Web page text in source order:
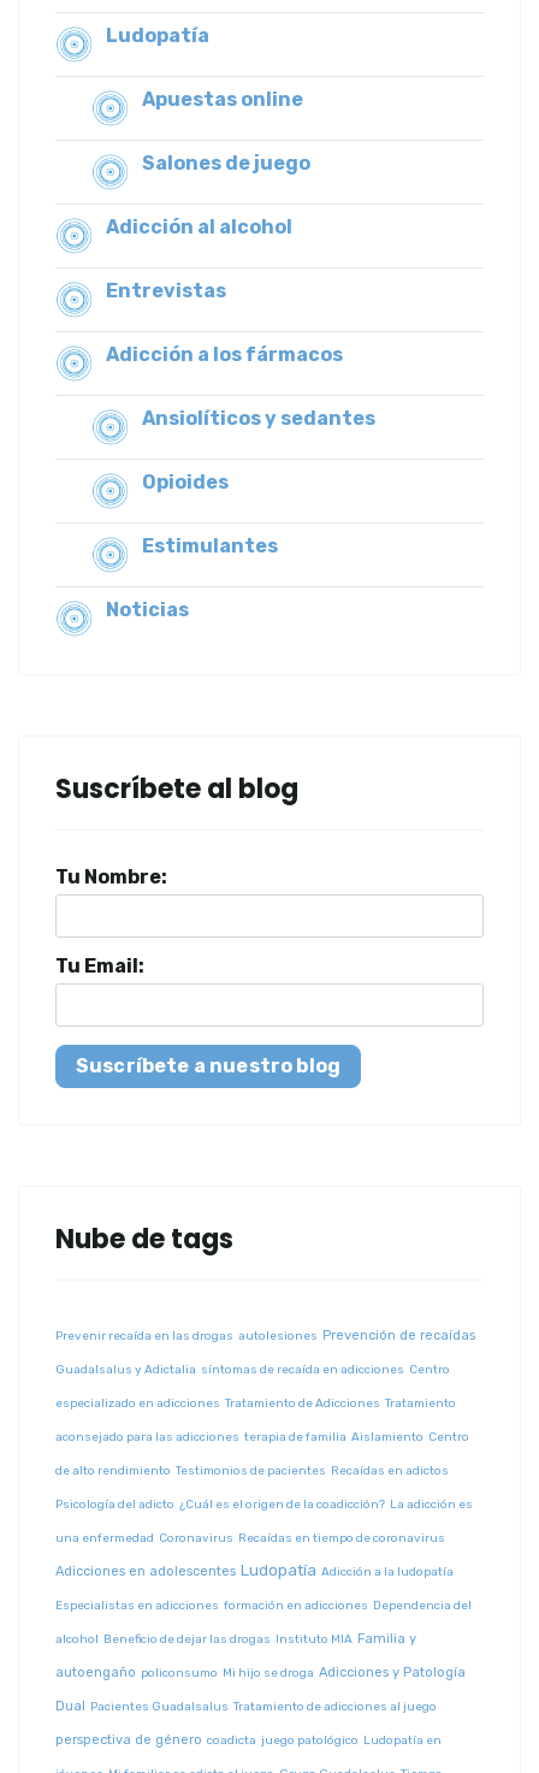
Ludopatía
Apuestas online
Salones de juego
Adicción al alcohol
Entrevistas
Adicción a los fármacos
Ansiolíticos y sedantes
Opioides
Estimulantes
Noticias
Suscríbete al blog
Tu Nombre:
Tu Email:
Suscríbete a nuestro blog
Nube de tags
Prevenir recaída en las drogas autolesiones Prevención de recaídas
Guadalsalus y Adictalia síntomas de recaída en adicciones Centro
especializado en adicciones Tratamiento de Adicciones Tratamiento
aconsejado para las adicciones terapia de familia Aislamiento Centro
de alto rendimiento Testimonios de pacientes Recaídas en adictos
Psicología del adicto ¿Cuál es el origen de la coadicción? La adicción es
una enfermedad Coronavirus Recaídas en tiempo de coronavirus
Adicciones en adolescentes Ludopatía Adicción a la ludopatía
Especialistas en adicciones formación en adicciones Dependencia del
alcohol Beneficio de dejar las drogas Instituto MIA Familia y
autoengaño policonsumo Mi hijo se droga Adicciones y Patología
Dual Pacientes Guadalsalus Tratamiento de adicciones al juego
perspectiva de género coadicta juego patológico Ludopatía en